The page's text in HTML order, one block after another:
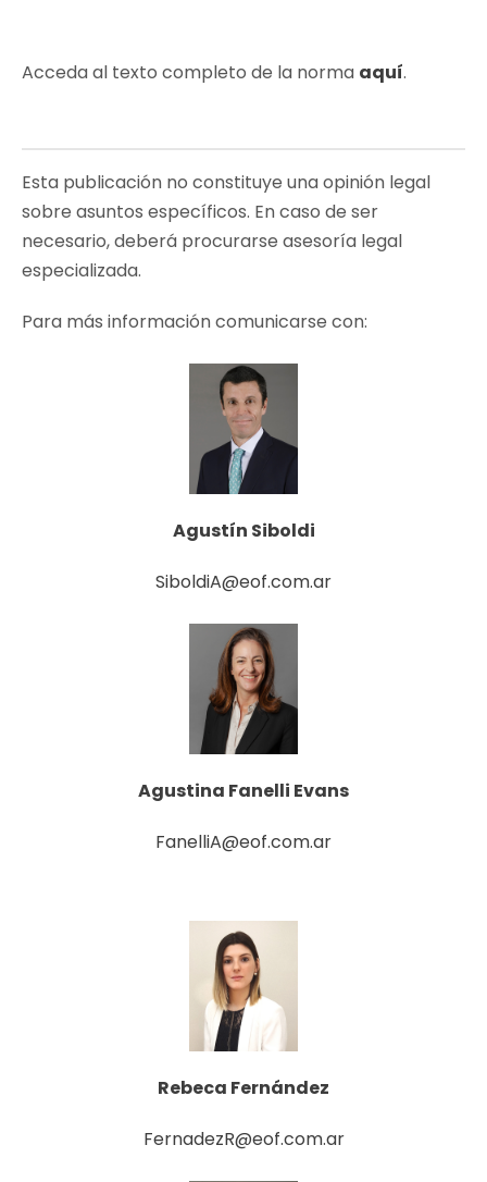
Acceda al texto completo de la norma aquí.
Esta publicación no constituye una opinión legal
sobre asuntos específicos. En caso de ser
necesario, deberá procurarse asesoría legal
especializada.
Para más información comunicarse con:
Agustín Siboldi
SiboldiA@eof.com.ar
Agustina Fanelli Evans
FanelliA@eof.com.ar
Rebeca Fernández
FernadezR@eof.com.ar